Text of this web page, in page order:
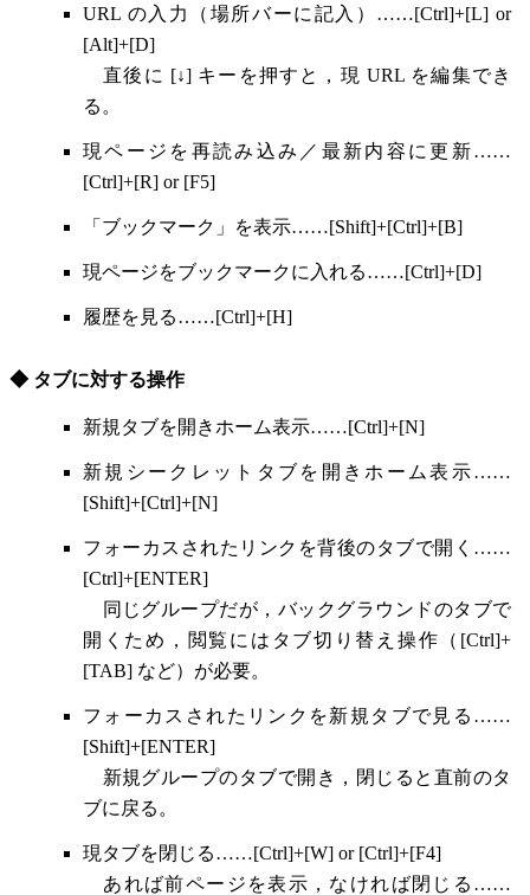
URL の入力（場所バーに記入）……[Ctrl]+[L] or
[Alt]+[D]
直後に [↓] キーを押すと，現 URL を編集でき
る。
現ページを再読み込み／最新内容に更新……
[Ctrl]+[R] or [F5]
「ブックマーク」を表示……[Shift]+[Ctrl]+[B]
現ページをブックマークに入れる……[Ctrl]+[D]
履歴を見る……[Ctrl]+[H]
◆ タブに対する操作
新規タブを開きホーム表示……[Ctrl]+[N]
新規シークレットタブを開きホーム表示……
[Shift]+[Ctrl]+[N]
フォーカスされたリンクを背後のタブで開く……
[Ctrl]+[ENTER]
同じグループだが，バックグラウンドのタブで
開くため，閲覧にはタブ切り替え操作（[Ctrl]+
[TAB] など）が必要。
フォーカスされたリンクを新規タブで見る……
[Shift]+[ENTER]
新規グループのタブで開き，閉じると直前のタ
ブに戻る。
現タブを閉じる……[Ctrl]+[W] or [Ctrl]+[F4]
あれば前ページを表示，なければ閉じる……